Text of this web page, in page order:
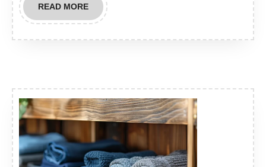
READ MOREREAD
MORE